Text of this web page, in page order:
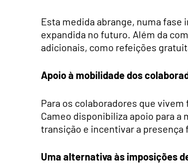
Esta medida abrange, numa fase
expandida no futuro. Além da
adicionais, como refeições
Apoio à mobilidade dos
Para os colaboradores que
Cameo disponibiliza apoio para
transição e incentivar a presença
Uma alternativa às imposições